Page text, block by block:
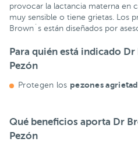
provocar la lactancia materna en
muy sensible o tiene grietas. Los
Brown´s están diseñados por
Para quién está indicado
Pezón
Protegen los pezones
Qué beneficios aporta Dr
Pezón